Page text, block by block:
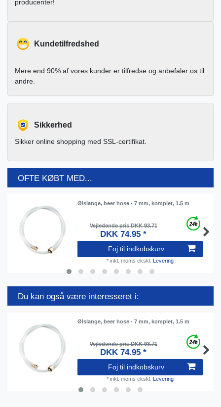
producenter!
Kundetilfredshed
Mere end 90% af vores kunder er tilfredse og anbefaler os til
andre.
Sikkerhed
Sikker online shopping med SSL-certifikat.
OFTE KØBT MED...
Ølslange, beer hose - 7 mm, komplet, 1.5 m
Vejledende pris DKK 93.71
DKK 74.95 *
Foj til indkobskurv
* inkl. moms ekskl. Levering
Du kan også være interesseret i:
Ølslange, beer hose - 7 mm, komplet, 1.5 m
Vejledende pris DKK 93.71
DKK 74.95 *
Foj til indkobskurv
* inkl. moms ekskl. Levering